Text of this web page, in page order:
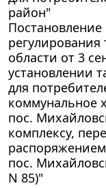
район"
Постановление
области от 3
установлении
для
коммунальное
пос.
комплексу,
пос.
N 85)"